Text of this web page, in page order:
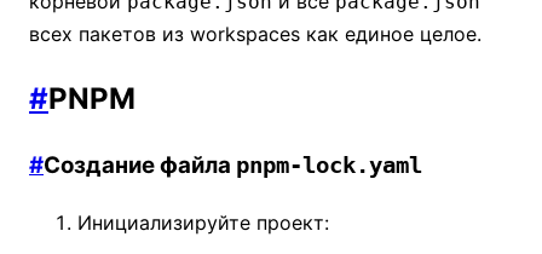
всех пакетов из workspaces как единое целое.
#PNPM
#Создание файла pnpm-lock.yaml
Инициализируйте проект: